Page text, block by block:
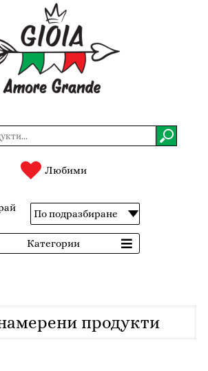
Любими
Категории
продукти